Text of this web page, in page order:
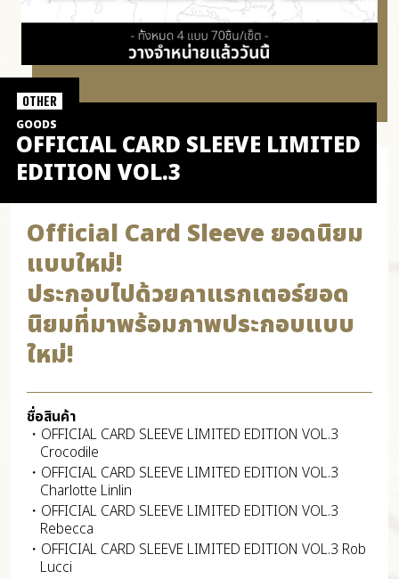
GOODS
OFFICIAL CARD SLEEVE LIMITED
EDITION VOL.3
OTHER
Official Card Sleeve ยอดนิยม
แบบใหม่!
ประกอบไปด้วยคาแรกเตอร์ยอด
นิยมที่มาพร้อมภาพประกอบแบบ
ใหม่!
ชื่อสินค้า
・OFFICIAL CARD SLEEVE LIMITED EDITION VOL.3
Crocodile
・OFFICIAL CARD SLEEVE LIMITED EDITION VOL.3
Charlotte Linlin
・OFFICIAL CARD SLEEVE LIMITED EDITION VOL.3
Rebecca
・OFFICIAL CARD SLEEVE LIMITED EDITION VOL.3 Rob
Lucci